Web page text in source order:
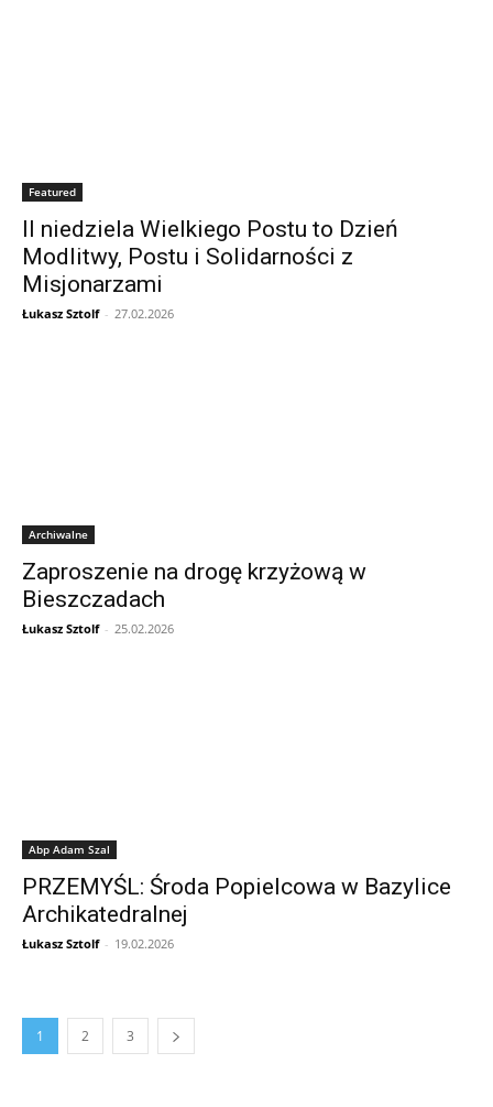
Featured
II niedziela Wielkiego Postu to Dzień
Modlitwy, Postu i Solidarności z
Misjonarzami
Łukasz Sztolf - 27.02.2026
Archiwalne
Zaproszenie na drogę krzyżową w
Bieszczadach
Łukasz Sztolf - 25.02.2026
Abp Adam Szal
PRZEMYŚL: Środa Popielcowa w Bazylice
Archikatedralnej
Łukasz Sztolf - 19.02.2026
1 2 3